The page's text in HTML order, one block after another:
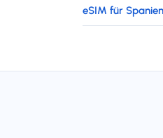
eSIM für Spanien